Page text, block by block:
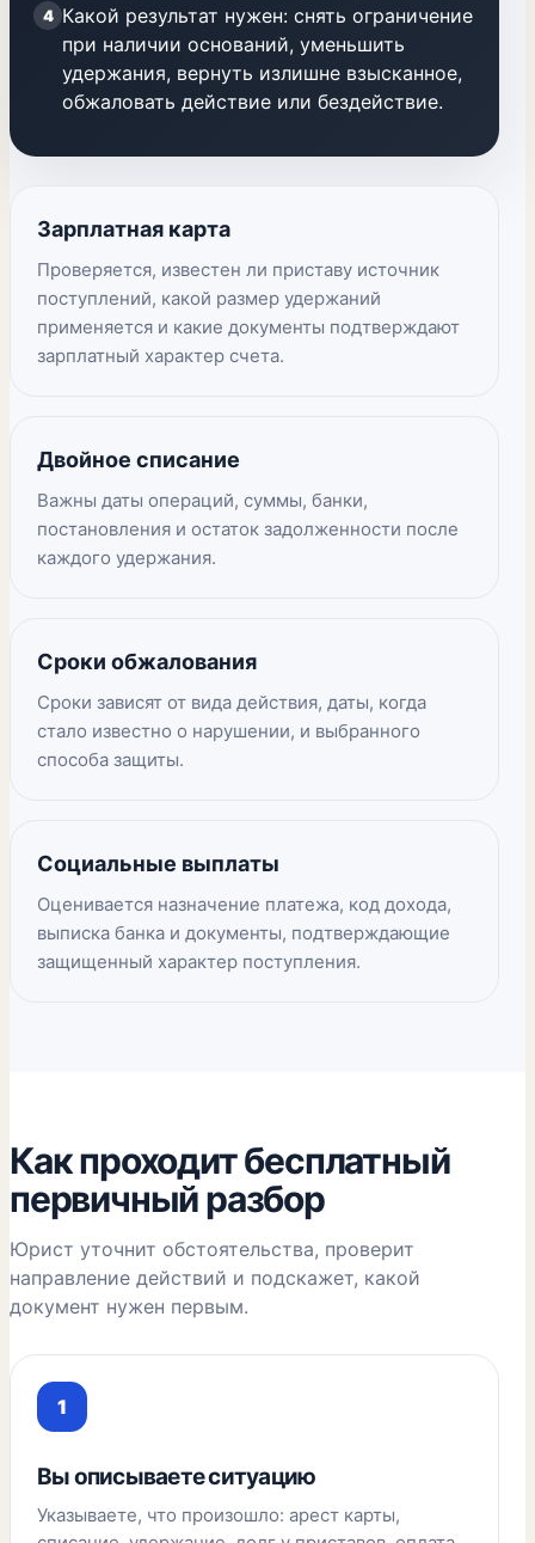
4 Какой результат нужен: снять ограничение
при наличии оснований, уменьшить
удержания, вернуть излишне взысканное,
обжаловать действие или бездействие.
Зарплатная карта
Проверяется, известен ли приставу источник
поступлений, какой размер удержаний
применяется и какие документы подтверждают
зарплатный характер счета.
Двойное списание
Важны даты операций, суммы, банки,
постановления и остаток задолженности после
каждого удержания.
Сроки обжалования
Сроки зависят от вида действия, даты, когда
стало известно о нарушении, и выбранного
способа защиты.
Социальные выплаты
Оценивается назначение платежа, код дохода,
выписка банка и документы, подтверждающие
защищенный характер поступления.
Как проходит бесплатный
первичный разбор
Юрист уточнит обстоятельства, проверит
направление действий и подскажет, какой
документ нужен первым.
Вы описываете ситуацию
Указываете, что произошло: арест карты,